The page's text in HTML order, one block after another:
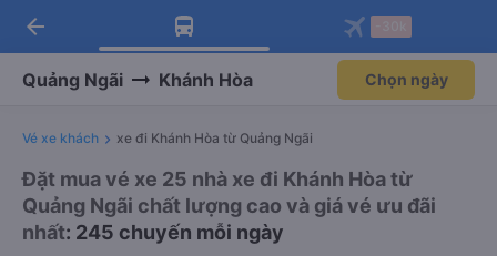
Tải app Vexere ngay!
Nhận ưu đãi thành viên độc
Mở app
Tải app Vexere
-30k/ghế khi đặt vé máy bay qua
Mở app
arrow_back
Quảng Ngãi Khánh Hòa Chọn ngày
Vé xe khách xe đi Khánh Hòa từ Quảng Ngãi
Đặt mua vé xe 25 nhà xe đi Khánh Hòa từ
Quảng Ngãi chất lượng cao và giá vé ưu đãi
nhất: 245 chuyến mỗi ngày